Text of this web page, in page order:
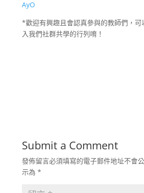
AyO
*歡迎有興趣且會認真參與的教師們，可
入我們社群共學的行列唷！
Submit a Comment
發佈留言必須填寫的電子郵件地址不會公
示為 *